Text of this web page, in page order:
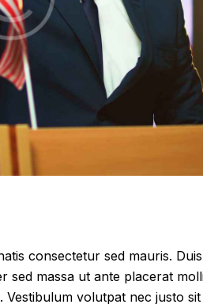
consectetur sed mauris.
sed massa ut ante placerat
volutpat nec justo sit